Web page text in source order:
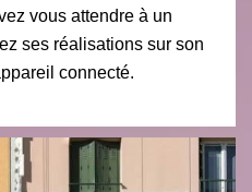
vous attendre à un
ses réalisations sur son
connecté.